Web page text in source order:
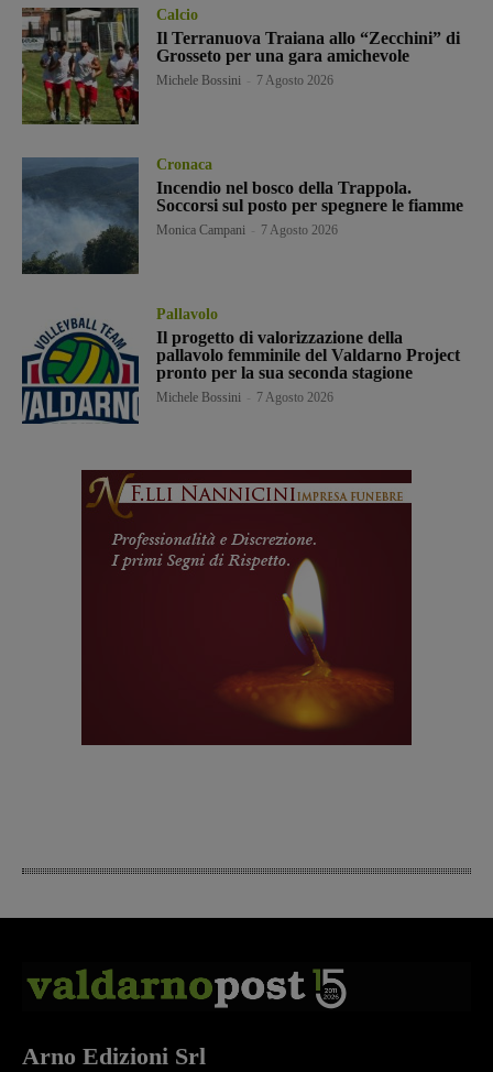
Calcio
Il Terranuova Traiana allo “Zecchini” di
Grosseto per una gara amichevole
Michele Bossini 7 Agosto 2026
Cronaca
Incendio nel bosco della Trappola.
Soccorsi sul posto per spegnere le fiamme
Monica Campani 7 Agosto 2026
Pallavolo
Il progetto di valorizzazione della
pallavolo femminile del Valdarno Project
pronto per la sua seconda stagione
Michele Bossini 7 Agosto 2026
Arno Edizioni Srl